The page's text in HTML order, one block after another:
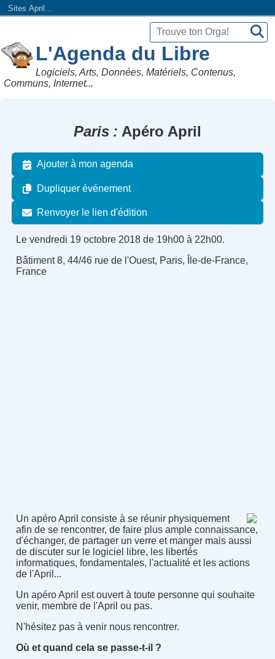
Sites April...
L'Agenda du Libre
Logiciels, Arts, Données, Matériels, Contenus,
Communs, Internet...
Paris Apéro April
Ajouter à mon agenda
Dupliquer événement
Renvoyer le lien d'édition
Le vendredi 19 octobre 2018 de 19h00 à 22h00.
Bâtiment 8, 44/46 rue de l'Ouest, Paris, Île-de-France,
France
Un apéro April consiste à se réunir physiquement
afin de se rencontrer, de faire plus ample connaissance,
d'échanger, de partager un verre et manger mais aussi
de discuter sur le logiciel libre, les libertés
informatiques, fondamentales, l'actualité et les actions
de l'April...
Un apéro April est ouvert à toute personne qui souhaite
venir, membre de l'April ou pas.
N'hésitez pas à venir nous rencontrer.
Où et quand cela se passe-t-il ?